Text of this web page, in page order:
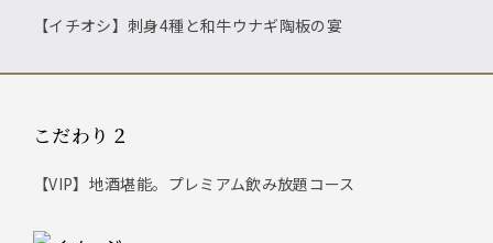
【イチオシ】刺身4種と和牛ウナギ陶板の宴
こだわり２
【VIP】地酒堪能。プレミアム飲み放題コース